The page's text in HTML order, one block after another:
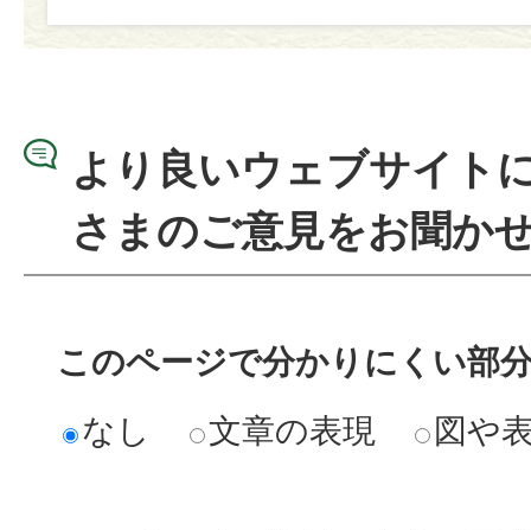
より良いウェブサイト
さまのご意見をお聞か
このページで分かりにくい部
なし
文章の表現 図や